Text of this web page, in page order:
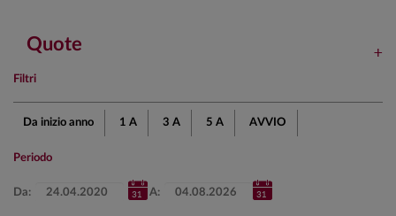
Quote
Filtri
Da inizio anno 1 A 3 A 5 A AVVIO
Periodo
Da: A: